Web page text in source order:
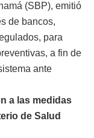
(SBP), emitió
de bancos,
para
a fin de
ante
a las medidas
de Salud